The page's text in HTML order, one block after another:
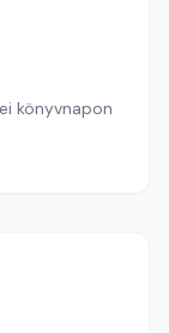
könyvnapon